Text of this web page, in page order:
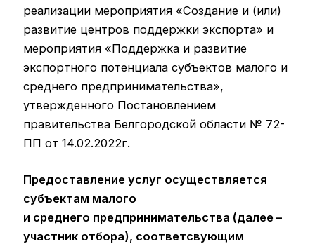
реализации мероприятия «Создание и (или)
развитие центров поддержки экспорта» и
мероприятия «Поддержка и развитие
экспортного потенциала субъектов малого и
среднего предпринимательства»,
утвержденного Постановлением
правительства Белгородской области № 72-
ПП от 14.02.2022г.
Предоставление услуг осуществляется
субъектам малого
и среднего предпринимательства (далее –
участник отбора), соответсвующим